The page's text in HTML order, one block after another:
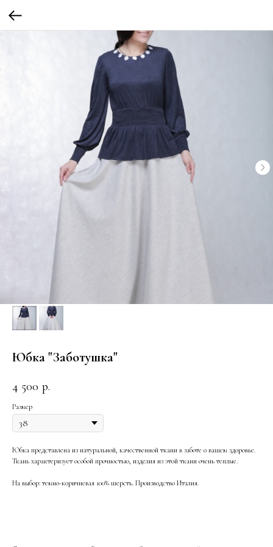
Юбка "Заботушка"
4 500 р.
Размер
Юбка представлена из натуральной, качественной ткани в заботе о вашем здоровье.
Ткань характеризует особой прочностью, изделия из этой ткани очень теплые.
На выбор: темно-коричневая 100% шерсть. Производство Италия.